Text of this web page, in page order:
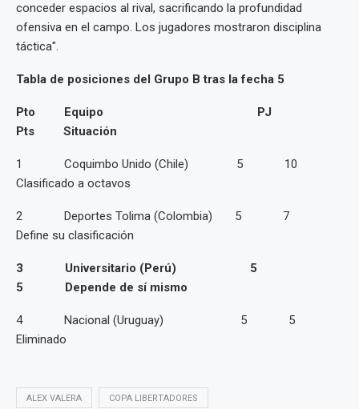
conceder espacios al rival, sacrificando la profundidad
ofensiva en el campo. Los jugadores mostraron disciplina
táctica".
Tabla de posiciones del Grupo B tras la fecha 5
Pto Equipo PJ
Pts Situación
1 Coquimbo Unido (Chile) 5 10
Clasificado a octavos
2 Deportes Tolima (Colombia) 5 7
Define su clasificación
3 Universitario (Perú) 5
5 Depende de sí mismo
4 Nacional (Uruguay) 5 5
Eliminado
ALEX VALERA COPA LIBERTADORES